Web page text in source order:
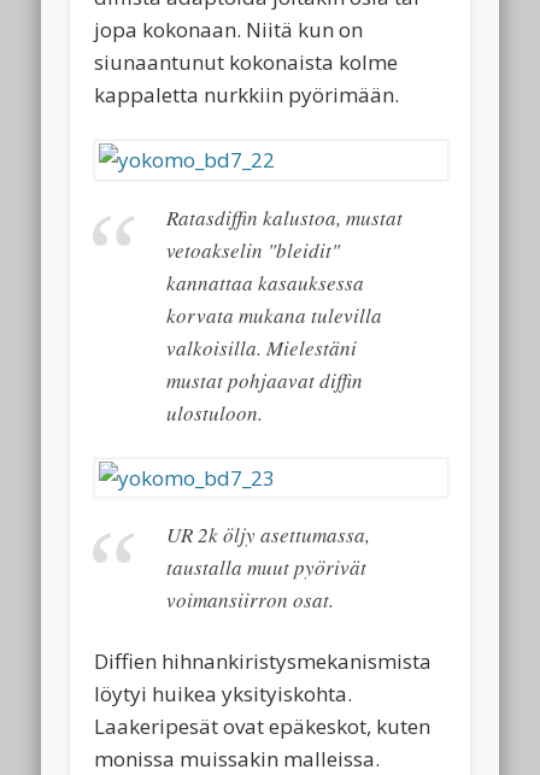
jopa kokonaan. Niitä kun on
siunaantunut kokonaista kolme
kappaletta nurkkiin pyörimään.
Ratasdiffin kalustoa, mustat
vetoakselin "bleidit"
kannattaa kasauksessa
korvata mukana tulevilla
valkoisilla. Mielestäni
mustat pohjaavat diffin
ulostuloon.
UR 2k öljy asettumassa,
taustalla muut pyörivät
voimansiirron osat.
Diffien hihnankiristysmekanismista
löytyi huikea yksityiskohta.
Laakeripesät ovat epäkeskot, kuten
monissa muissakin malleissa.